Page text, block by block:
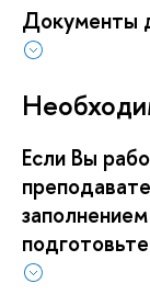
Документы
Если Вы